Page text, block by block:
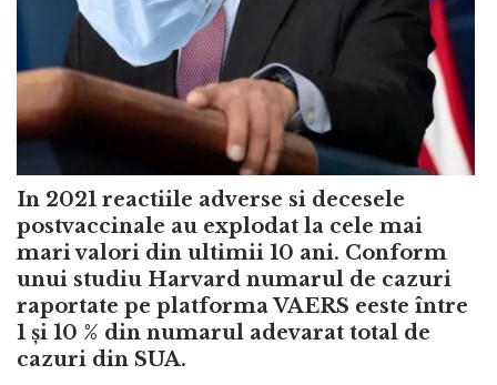
In 2021 reactiile adverse si decesele
postvaccinale au explodat la cele mai
mari valori din ultimii 10 ani. Conform
unui studiu Harvard numarul de cazuri
raportate pe platforma VAERS eeste între
1 și 10 % din numarul adevarat total de
cazuri din SUA.